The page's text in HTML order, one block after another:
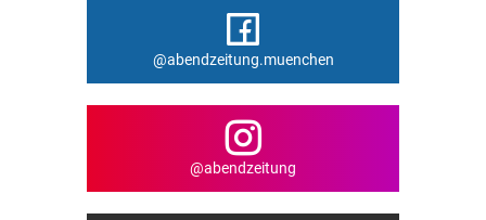
@abendzeitung.muenchen
@abendzeitung